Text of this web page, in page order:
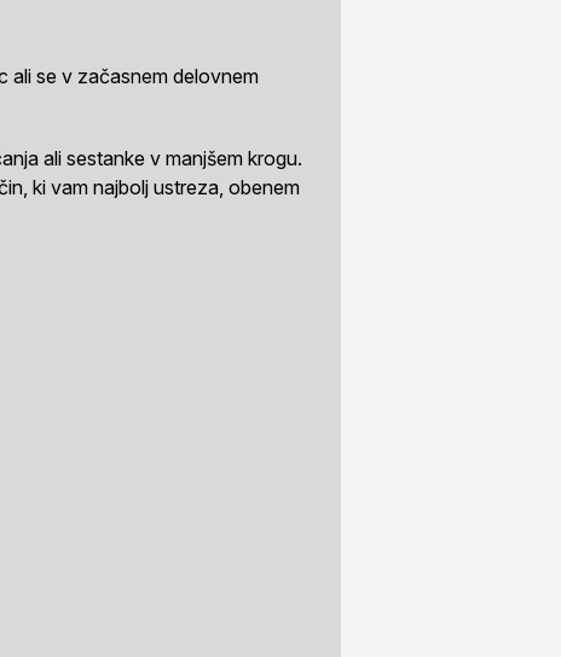
ali se v začasnem delovnem
ali sestanke v manjšem krogu.
ki vam najbolj ustreza, obenem